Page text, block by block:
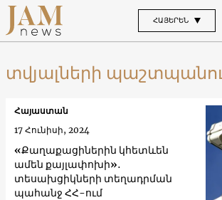
ՀԱՅԵՐԵՆ
տվյալների
«Քաղաքացիներին կհետևեն
ամեն քայլափոխի»․
տեսախցիկների տեղադրման
պահանջ ՀՀ-ում
Հայաստան
17 Հունիսի, 2024